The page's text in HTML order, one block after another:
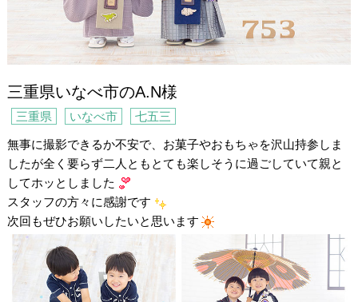
三重県いなべ市のA.N様
三重県 いなべ市 七五三
無事に撮影できるか不安で、お菓子やおもちゃを沢山持参しま
したが全く要らず二人ともとても楽しそうに過ごしていて親と
してホッとしました
スタッフの方々に感謝です
次回もぜひお願いしたいと思います